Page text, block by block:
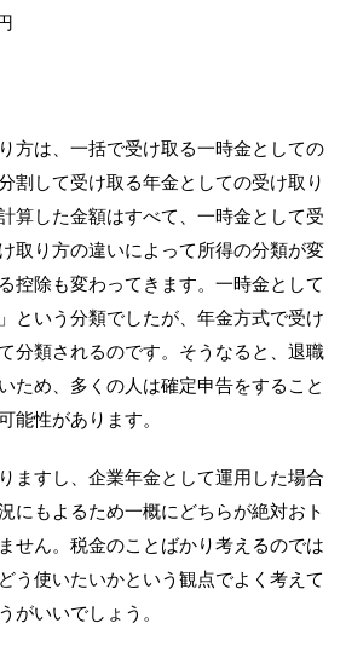
方は、一括で受け取る一時金としての
割して受け取る年金としての受け取り
算した金額はすべて、一時金として受
取り方の違いによって所得の分類が変
控除も変わってきます。一時金として
という分類でしたが、年金方式で受け
分類されるのです。そうなると、退職
ため、多くの人は確定申告をすること
能性があります。
ますし、企業年金として運用した場合
にもよるため一概にどちらが絶対おト
せん。税金のことばかり考えるのでは
う使いたいかという観点でよく考えて
がいいでしょう。